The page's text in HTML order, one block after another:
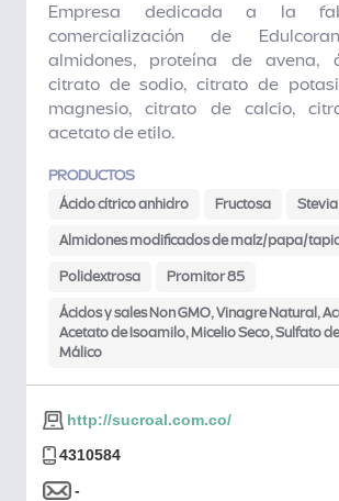
Empresa dedicada a la
comercialización de
almidones, proteína de avena,
citrato de sodio, citrato de
magnesio, citrato de calcio,
acetato de etilo.
PRODUCTOS
Ácido cítrico anhidro Fructosa Stevia
Almidones modificados de maíz/papa/
Polidextrosa Promitor 85
Ácidos y sales Non GMO, Vinagre Natural,
Acetato de Isoamilo, Micelio Seco, Sulfato
Málico
http://sucroal.com.co/
4310584
-